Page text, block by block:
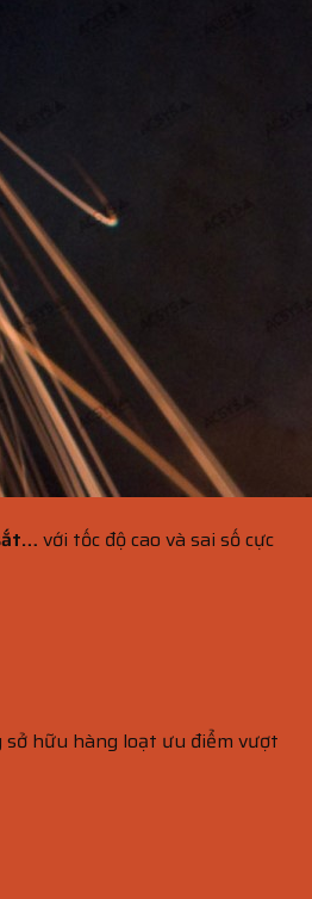
với tốc độ cao và sai số cực
hữu hàng loạt ưu điểm vượt